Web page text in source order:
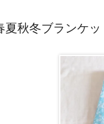
夏秋冬ブランケ